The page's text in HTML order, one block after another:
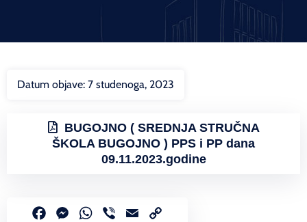
Datum objave: 7 studenoga, 2023
BUGOJNO ( SREDNJA STRUČNA
ŠKOLA BUGOJNO ) PPS i PP dana
09.11.2023.godine
FacebookMessenger
WhatsApp
Viber Email